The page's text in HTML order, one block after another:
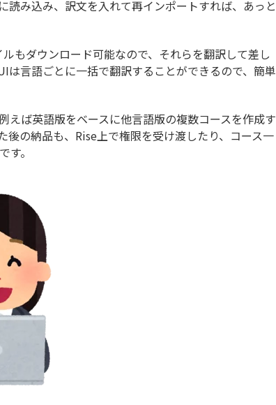
読み込み、訳文を入れて再インポートすれば、あっと
もダウンロード可能なので、それらを翻訳して差し
は言語ごとに一括で翻訳することができるので、簡単
えば英語版をベースに他言語版の複数コースを作成す
の納品も、Rise上で権限を受け渡したり、コース一
。